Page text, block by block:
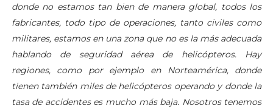
donde no estamos tan bien de manera global, todos los
fabricantes, todo tipo de operaciones, tanto civiles como
militares, estamos en una zona que no es la más adecuada
hablando de seguridad aérea de helicópteros. Hay
regiones, como por ejemplo en Norteamérica, donde
tienen también miles de helicópteros operando y donde la
tasa de accidentes es mucho más baja. Nosotros tenemos